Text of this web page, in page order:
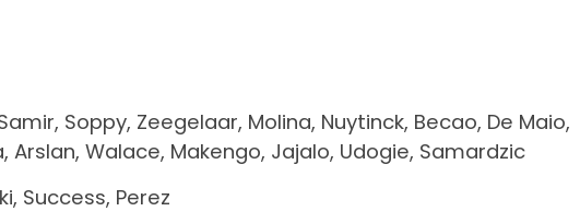
Soppy, Zeegelaar, Molina, Nuytinck, Becao, De Maio,
Arslan, Walace, Makengo, Jajalo, Udogie, Samardzic
Success, Perez